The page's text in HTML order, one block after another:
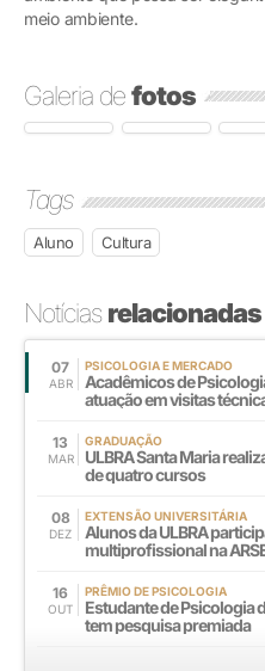
meio ambiente.
Galeria defotos
Tags
Aluno Cultura
Notíciasrelacionadas
07
ABR
PSICOLOGIA E MERCADO
Acadêmicos de
atuação em visitas
13
MAR
GRADUAÇÃO
ULBRA Santa Maria
de quatro cursos
08
DEZ
EXTENSÃO UNIVERSITÁRIA
Alunos da ULBRA
multiprofissional na
16
OUT
PRÊMIO DE PSICOLOGIA
Estudante de Psicologia
tem pesquisa premiada